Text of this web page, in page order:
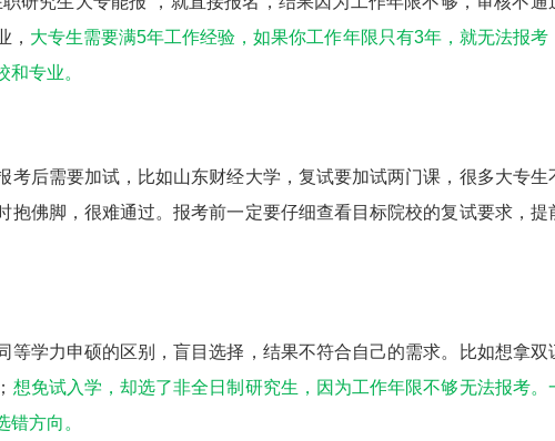
， 大专生需要满5年工作经验，如果你工作年限只有3年，就无法报考
专业。
后需要加试，比如山东财经大学，复试要加试两门课，很多大专生
抱佛脚，很难通过。报考前一定要仔细查看目标院校的复试要求，提
学力申硕的区别，盲目选择，结果不符合自己的需求。比如想拿双
想免试入学，却选了非全日制研究生，因为工作年限不够无法报考。
方向。